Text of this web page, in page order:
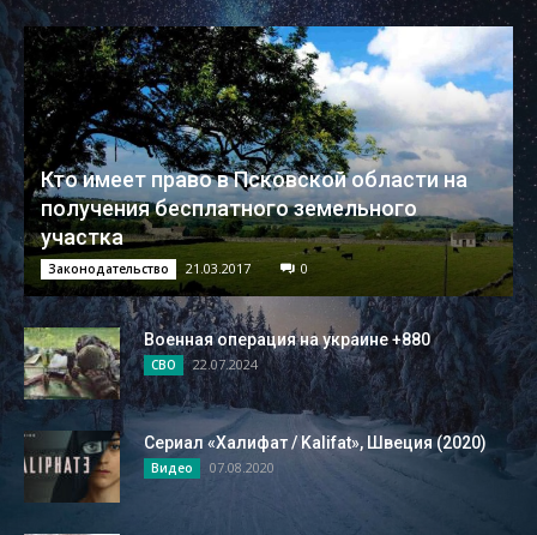
Кто имеет право в Псковской области на
получения бесплатного земельного
участка
Законодательство 21.03.2017 0
Военная операция на украине +880
СВО 22.07.2024
Сериал «Халифат / Kalifat», Швеция (2020)
Видео 07.08.2020